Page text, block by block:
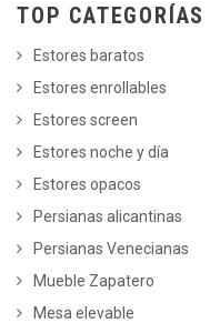
TOP CATEGORÍAS
Estores baratos
Estores enrollables
Estores screen
Estores noche y día
Estores opacos
Persianas alicantinas
Persianas Venecianas
Mueble Zapatero
Mesa elevable